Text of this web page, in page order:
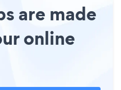
are made
online